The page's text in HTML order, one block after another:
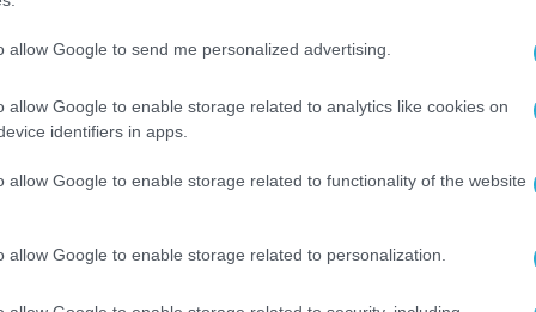
allow Google to send me personalized advertising.
allow Google to enable storage related to analytics like cookies on
identifiers in apps.
allow Google to enable storage related to functionality of the website
allow Google to enable storage related to personalization.
κλιμάκωση των επιθέσεων μεταξύ των δύο
της Ρωσίας – τη νιώθουμε. Αλλά
περισσότερη πίεση,
Ρωσίας»,δήλωσε ο Ζελένσκι, ο οποίος
μαζί με τον Μαρκ Ρούτε.